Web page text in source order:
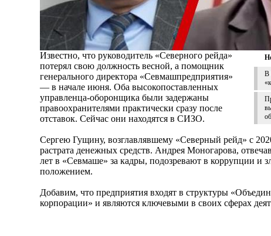
В
Известно, что руководитель «Северного рейда»
потерял свою должность весной, а помощник
генерального директора «Севмашпредприятия»
— в начале июня. Оба высокопоставленных
управленца-оборонщика были задержаны
правоохранителями практически сразу после
отставок. Сейчас они находятся в СИЗО.
Сергею Гущину, возглавлявшему «Северный рейд» с
растрата денежных средств. Андрея Моногарова,
лет в «Севмаше» за кадры, подозревают в коррупции и
положением.
Добавим, что предприятия входят в структуры
корпорации» и являются ключевыми в своих сферах